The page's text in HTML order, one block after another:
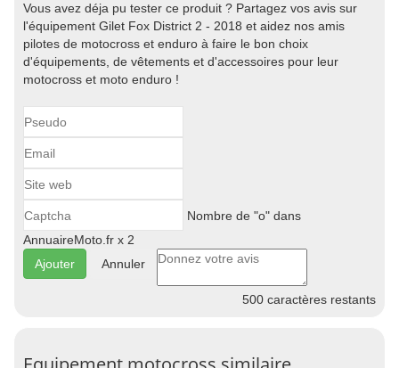
Vous avez déja pu tester ce produit ? Partagez vos avis sur
l'équipement Gilet Fox District 2 - 2018 et aidez nos amis
pilotes de motocross et enduro à faire le bon choix
d'équipements, de vêtements et d'accessoires pour leur
motocross et moto enduro !
Nombre de "o" dans
AnnuaireMoto.fr x 2
Annuler
500 caractères restants